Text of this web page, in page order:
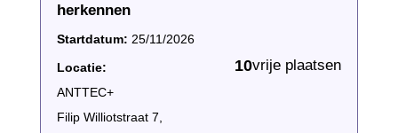
herkennen
Startdatum: 25/11/2026
Locatie:
ANTTEC+
Filip Williotstraat 7,
10vrije plaatsen